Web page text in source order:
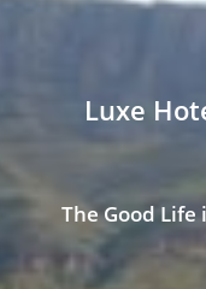
Luxe
The Good